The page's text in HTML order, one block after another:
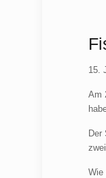
15.
Am
Der
Wie